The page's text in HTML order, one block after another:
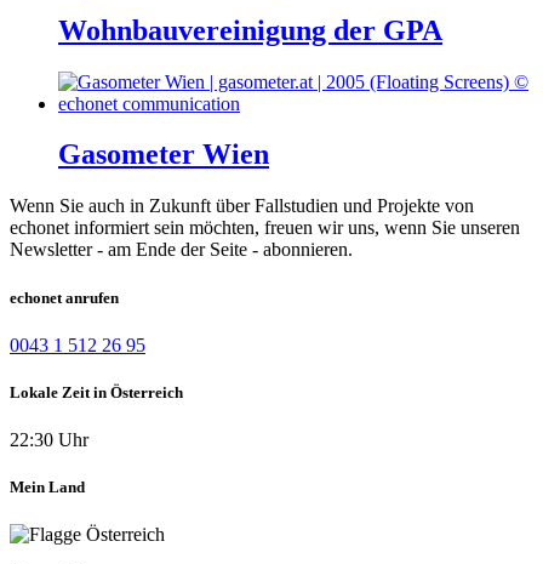
Wohnbauvereinigung der GPA
Gasometer Wien
Wenn Sie auch in Zukunft über Fallstudien und Projekte von
echonet informiert sein möchten, freuen wir uns, wenn Sie unseren
Newsletter - am Ende der Seite - abonnieren.
echonet anrufen
0043 1 512 26 95
Lokale Zeit in Österreich
22:30 Uhr
Mein Land